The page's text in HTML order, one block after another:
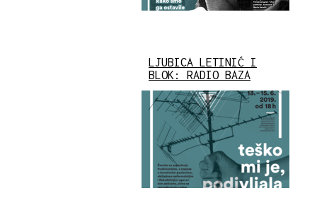
LJUBICA LETINIĆ I
BLOK: RADIO BAZA